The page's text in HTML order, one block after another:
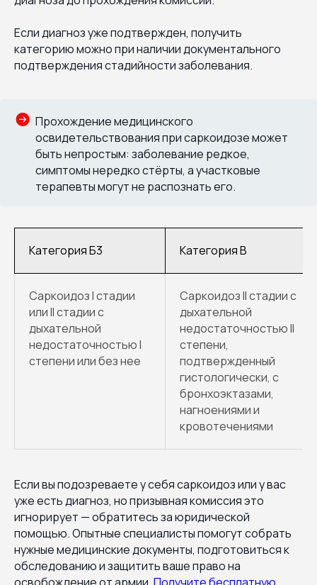
Если диагноз уже подтвержден, получить
категорию можно при наличии документального
подтверждения стадийности заболевания.
Прохождение медицинского
освидетельствования при саркоидозе может
быть непростым: заболевание редкое,
симптомы нередко стёрты, а участковые
терапевты могут не распознать его.
Категория Б3 Категория В
Саркоидоз I стадии
или II стадии с
дыхательной
недостаточностью I
степени или без нее
Саркоидоз II стадии с
дыхательной
недостаточностью II
степени,
подтвержденный
гистологически, с
бронхоэктазами,
нагноениями и
кровотечениями
Если вы подозреваете у себя саркоидоз или у вас
уже есть диагноз, но призывная комиссия это
игнорирует — обратитесь за юридической
помощью. Опытные специалисты помогут собрать
нужные медицинские документы, подготовиться к
обследованию и защитить ваше право на
освобождение от армии. Получите бесплатную